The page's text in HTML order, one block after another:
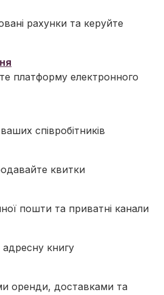
рахунки та керуйте
платформу електронного
співробітників
квитки
пошти та приватні канали
книгу
оренди, доставками та